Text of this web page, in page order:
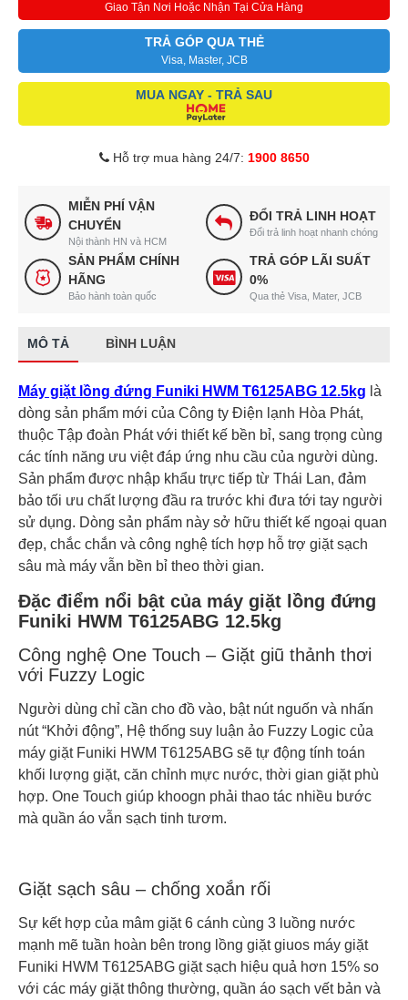
Giao Tận Nơi Hoặc Nhận Tại Cửa Hàng
TRẢ GÓP QUA THẺ
Visa, Master, JCB
MUA NGAY - TRẢ SAU
Hỗ trợ mua hàng 24/7: 1900 8650
MIỄN PHÍ VẬN
CHUYỂN
Nội thành HN và HCM
ĐỔI TRẢ LINH HOẠT
Đổi trả linh hoạt nhanh chóng
SẢN PHẨM CHÍNH
HÃNG
Bảo hành toàn quốc
TRẢ GÓP LÃI SUẤT
0%
Qua thẻ Visa, Mater, JCB
MÔ TẢ BÌNH LUẬN
Máy giặt lồng đứng Funiki HWM T6125ABG 12.5kg là
dòng sản phẩm mới của Công ty Điện lạnh Hòa Phát,
thuộc Tập đoàn Phát với thiết kế bền bỉ, sang trọng cùng
các tính năng ưu việt đáp ứng nhu cầu của người dùng.
Sản phẩm được nhập khẩu trực tiếp từ Thái Lan, đảm
bảo tối ưu chất lượng đầu ra trước khi đưa tới tay người
sử dụng. Dòng sản phẩm này sở hữu thiết kế ngoại quan
đẹp, chắc chắn và công nghệ tích hợp hỗ trợ giặt sạch
sâu mà máy vẫn bền bỉ theo thời gian.
Đặc điểm nổi bật của máy giặt lồng đứng
Funiki HWM T6125ABG 12.5kg
Công nghệ One Touch – Giặt giũ thảnh thơi
với Fuzzy Logic
Người dùng chỉ cần cho đồ vào, bật nút nguốn và nhấn
nút “Khởi động”, Hệ thống suy luận ảo Fuzzy Logic của
máy giặt Funiki HWM T6125ABG sẽ tự động tính toán
khối lượng giặt, căn chỉnh mực nước, thời gian giặt phù
hợp. One Touch giúp khoogn phải thao tác nhiều bước
mà quần áo vẫn sạch tinh tươm.
Giặt sạch sâu – chống xoắn rối
Sự kết hợp của mâm giặt 6 cánh cùng 3 luồng nước
mạnh mẽ tuần hoàn bên trong lồng giặt giuos máy giặt
Funiki HWM T6125ABG giặt sạch hiệu quả hơn 15% so
với các máy giặt thông thường, quần áo sạch vết bản và